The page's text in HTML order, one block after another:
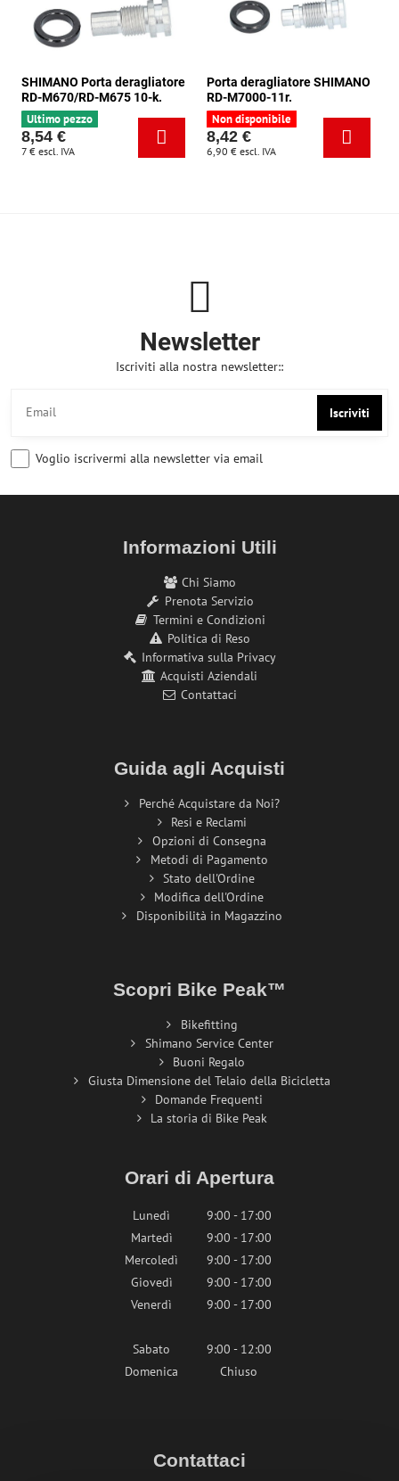
SHIMANO Porta deragliatore
RD-M670/RD-M675 10-k.
Ultimo pezzo
8,54 €
7 € escl. IVA
Porta deragliatore SHIMANO
RD-M7000-11r.
Non disponibile
8,42 €
6,90 € escl. IVA
Newsletter
Iscriviti alla nostra newsletter::
Iscriviti
Voglio iscrivermi alla newsletter via email
Informazioni Utili
Chi Siamo
Prenota Servizio
Termini e Condizioni
Politica di Reso
Informativa sulla Privacy
Acquisti Aziendali
Contattaci
Guida agli Acquisti
Perché Acquistare da Noi?
Resi e Reclami
Opzioni di Consegna
Metodi di Pagamento
Stato dell'Ordine
Modifica dell'Ordine
Disponibilità in Magazzino
Scopri Bike Peak™
Bikefitting
Shimano Service Center
Buoni Regalo
Giusta Dimensione del Telaio della Bicicletta
Domande Frequenti
La storia di Bike Peak
Orari di Apertura
Lunedì
9:00 - 17:00
Martedì
9:00 - 17:00
Mercoledì
9:00 - 17:00
Giovedì
9:00 - 17:00
Venerdì
9:00 - 17:00
Sabato
9:00 - 12:00
Domenica
Chiuso
Contattaci